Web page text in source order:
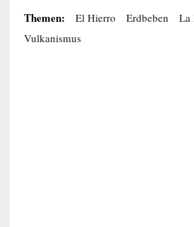
Themen: El Hierro Erdbeben
La
Vulkanismus